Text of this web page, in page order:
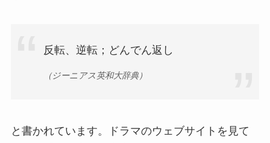
反転、逆転；どんでん返し
（ジーニアス英和大辞典）
と書かれています。ドラマのウェブサイトを見て